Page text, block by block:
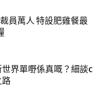
員萬人 特設肥雞餐最
界單嘢係真嘅？細談c
路